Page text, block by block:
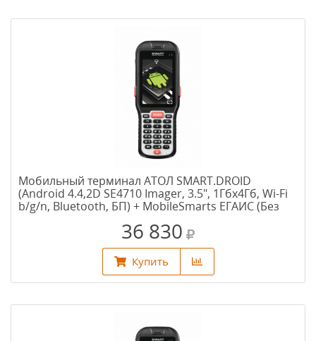
Мобильный терминал АТОЛ SMART.DROID
(Android 4.4,2D SE4710 Imager, 3.5", 1Гбх4Гб, Wi-Fi
b/g/n, Bluetooth, БП) + MobileSmarts ЕГАИС (Без
36 830
Купить